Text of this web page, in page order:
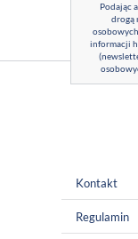
Podając
drogą
informacji
Kontakt
Regulamin